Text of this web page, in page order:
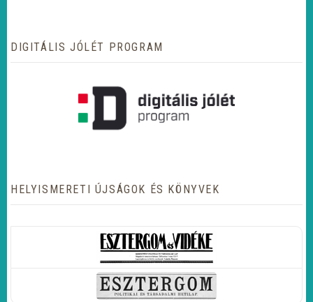
DIGITÁLIS JÓLÉT PROGRAM
HELYISMERETI ÚJSÁGOK ÉS KÖNYVEK